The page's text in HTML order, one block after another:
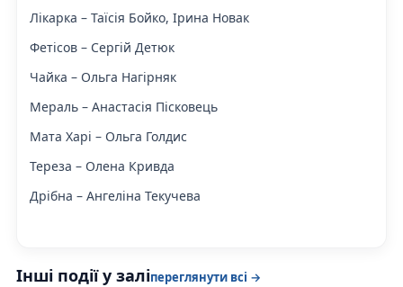
Лікарка – Таїсія Бойко, Ірина Новак
Фетісов – Сергій Детюк
Чайка – Ольга Нагірняк
Мераль – Анастасія Пісковець
Мата Харі – Ольга Голдис
Тереза – Олена Кривда
Дрібна – Ангеліна Текучева
Інші події у заліпереглянути всі →